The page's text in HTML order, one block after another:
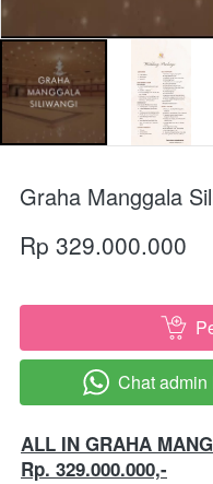
Graha Manggala
Rp 329.000.000
`
` Chat admin
ALL IN GRAHA
Rp. 329.000.000,-